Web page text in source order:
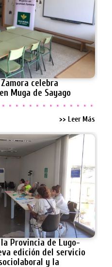
celebra
Muga de Sayago
>> Leer Más
Provincia de Lugo-
edición del servicio
y la